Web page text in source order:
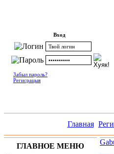
Вход
Забыл пароль?
Регисрацыя
Главная
ГЛАВНОЕ МЕНЮ